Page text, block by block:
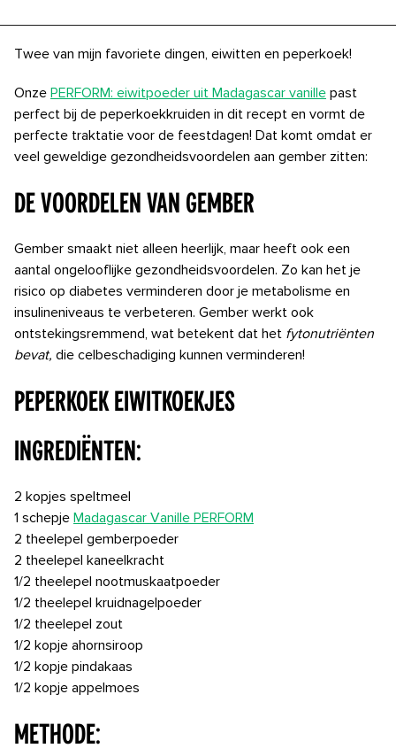
Twee van mijn favoriete dingen, eiwitten en peperkoek!
Onze PERFORM: eiwitpoeder uit Madagascar vanille past
perfect bij de peperkoekkruiden in dit recept en vormt de
perfecte traktatie voor de feestdagen! Dat komt omdat er
veel geweldige gezondheidsvoordelen aan gember zitten:
De voordelen van gember
Gember smaakt niet alleen heerlijk, maar heeft ook een
aantal ongelooflijke gezondheidsvoordelen. Zo kan het je
risico op diabetes verminderen door je metabolisme en
insulineniveaus te verbeteren. Gember werkt ook
ontstekingsremmend, wat betekent dat het fytonutriënten
bevat, die celbeschadiging kunnen verminderen!
PEPERKOEK EIWITKOEKJES
INGREDIËNTEN:
2 kopjes speltmeel
1 schepje Madagascar Vanille PERFORM
2 theelepel gemberpoeder
2 theelepel kaneelkracht
1/2 theelepel nootmuskaatpoeder
1/2 theelepel kruidnagelpoeder
1/2 theelepel zout
1/2 kopje ahornsiroop
1/2 kopje pindakaas
1/2 kopje appelmoes
METHODE: